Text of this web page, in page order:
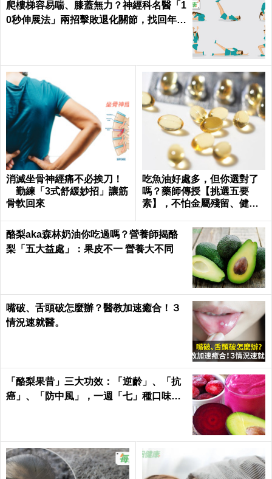
爬樓梯容易喘、膝蓋無力？神經科名醫「1
0秒伸展法」兩招擊敗退化關節，找回年輕
消滅坐骨神經痛不必挨刀！
勤練「3式舒緩妙招」讓筋
骨軟回來
吃魚油好處多，但你選對了
嗎？藥師傳授【挑選五要
素】，不怕金屬殘留、健康
酪梨aka森林奶油你吃過嗎？營養師揭酪
梨「五大益處」：果皮不一 營養大不同
嘴破、舌頭破怎麼辦？醫教加速癒合！３
情況速就醫。
「酪梨果昔」三大功效：「逆齡」、「抗
癌」、「防中風」，一週「七」種口味，